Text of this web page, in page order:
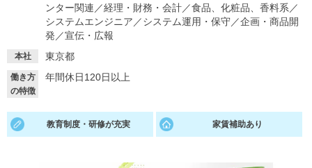
イベントを探す スカウト お知らせ
就活ノウハウ・サポート
適職診断 就活チャンネル
ンター関連 ／経理・財務・会計／食品、化粧品、香料系 ／
システムエンジニア ／システム運用・保守／企画・商品開
発 ／宣伝・広報
本社 東京都
働き方
の特徴
年間休日120日以上
教育制度・研修が充実 家賃補助あり